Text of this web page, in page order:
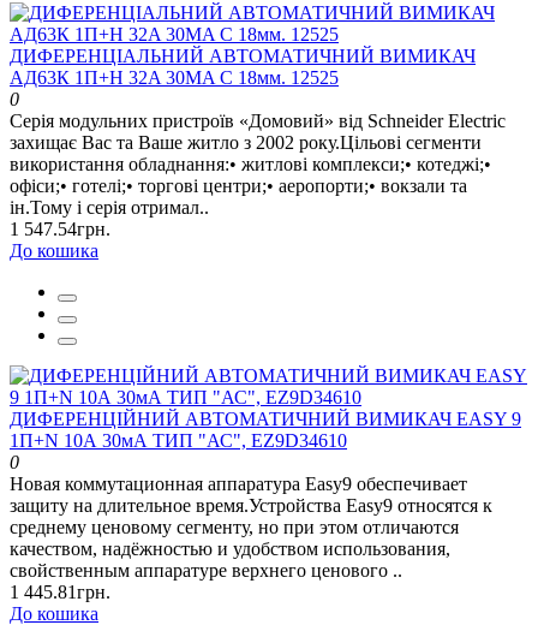
ДИФЕРЕНЦІАЛЬНИЙ АВТОМАТИЧНИЙ ВИМИКАЧ
АД63К 1П+Н 32A 30MA C 18мм. 12525
0
Серія модульних пристроїв «Домовий» від Schneider Electric
захищає Вас та Ваше житло з 2002 року.Цільові сегменти
використання обладнання:• житлові комплекси;• котеджі;•
офіси;• готелі;• торгові центри;• аеропорти;• вокзали та
ін.Тому і серія отримал..
1 547.54грн.
До кошика
ДИФЕРЕНЦІЙНИЙ АВТОМАТИЧНИЙ ВИМИКАЧ EASY 9
1П+N 10А 30мА ТИП "АС", EZ9D34610
0
Новая коммутационная аппаратура Easy9 обеспечивает
защиту на длительное время.Устройства Easy9 относятся к
среднему ценовому сегменту, но при этом отличаются
качеством, надёжностью и удобством использования,
свойственным аппаратуре верхнего ценового ..
1 445.81грн.
До кошика